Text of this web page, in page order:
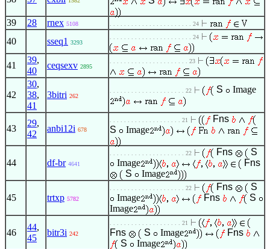
39 28 rnex 5108 . . . . . . . . . . . . . . . . . . . . . . . 24
40 sseq1 3293
. . . . . . . . . . . . . . . . . . . . . . . 24
41
39,
40
ceqsexv 2895
. . . . . . . . . . . . . . . . . . . . . . 23
42
30,
38,
41
3bitri 262
. . . . . . . . . . . . . . . . . . . . . 22 S Image
43
29,
42
anbi12i 678
. . . . . . . . . . . . . . . . . . . . 21
Fns
S
Image
44 df-br 4641
. . . . . . . . . . . . . . . . . . . . . 22 Fns
S
Image
Fns
S
Image
45 trtxp 5782
. . . . . . . . . . . . . . . . . . . . . 22 Fns
S
Image
Fns
S
Image
46
44,
45
bitr3i 242
. . . . . . . . . . . . . . . . . . . . 21
Fns S Image
Fns
S
Image